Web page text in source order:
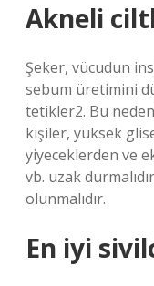
Akneli
Şeker, vücudun
sebum üretimini
tetikler2. Bu
kişiler, yüksek
yiyeceklerden ve
vb. uzak
olunmalıdır.
En iyi